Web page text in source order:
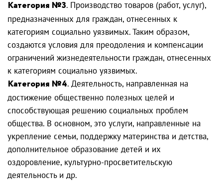
Категория №3. Производство товаров (работ, услуг),
предназначенных для граждан, отнесенных к
категориям социально уязвимых. Таким образом,
создаются условия для преодоления и компенсации
ограничений жизнедеятельности граждан, отнесенных
к категориям социально уязвимых.
Категория №4. Деятельность, направленная на
достижение общественно полезных целей и
способствующая решению социальных проблем
общества. В основном, это услуги, направленные на
укрепление семьи, поддержку материнства и детства,
дополнительное образование детей и их
оздоровление, культурно-просветительскую
деятельность и др.